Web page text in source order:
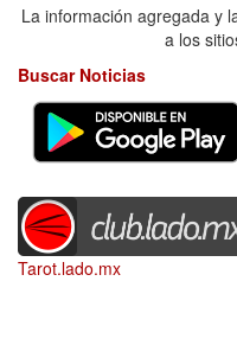
La información agregada y
a los
Buscar Noticias
Tarot.lado.mx